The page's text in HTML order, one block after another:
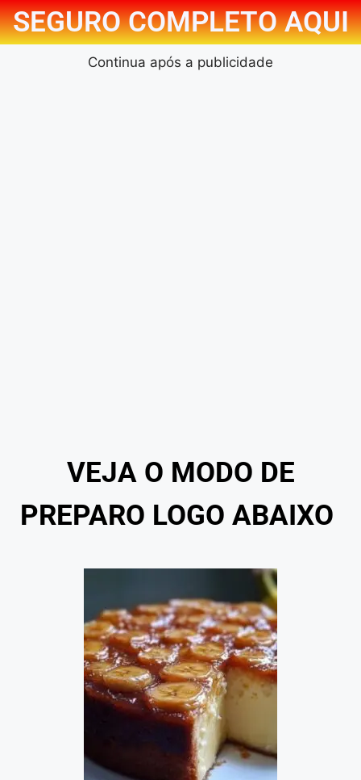
SEGURO COMPLETO AQUI
Continua após a publicidade
VEJA O MODO DE
PREPARO LOGO ABAIXO